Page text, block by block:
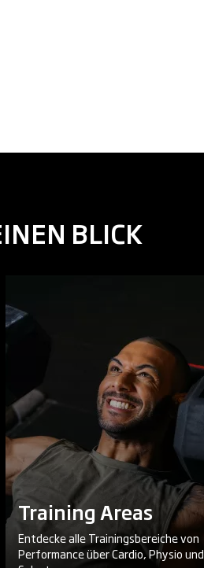
BLICK
Training Areas
Entdecke alle Trainingsbereiche von
Performance über Cardio, Physio und